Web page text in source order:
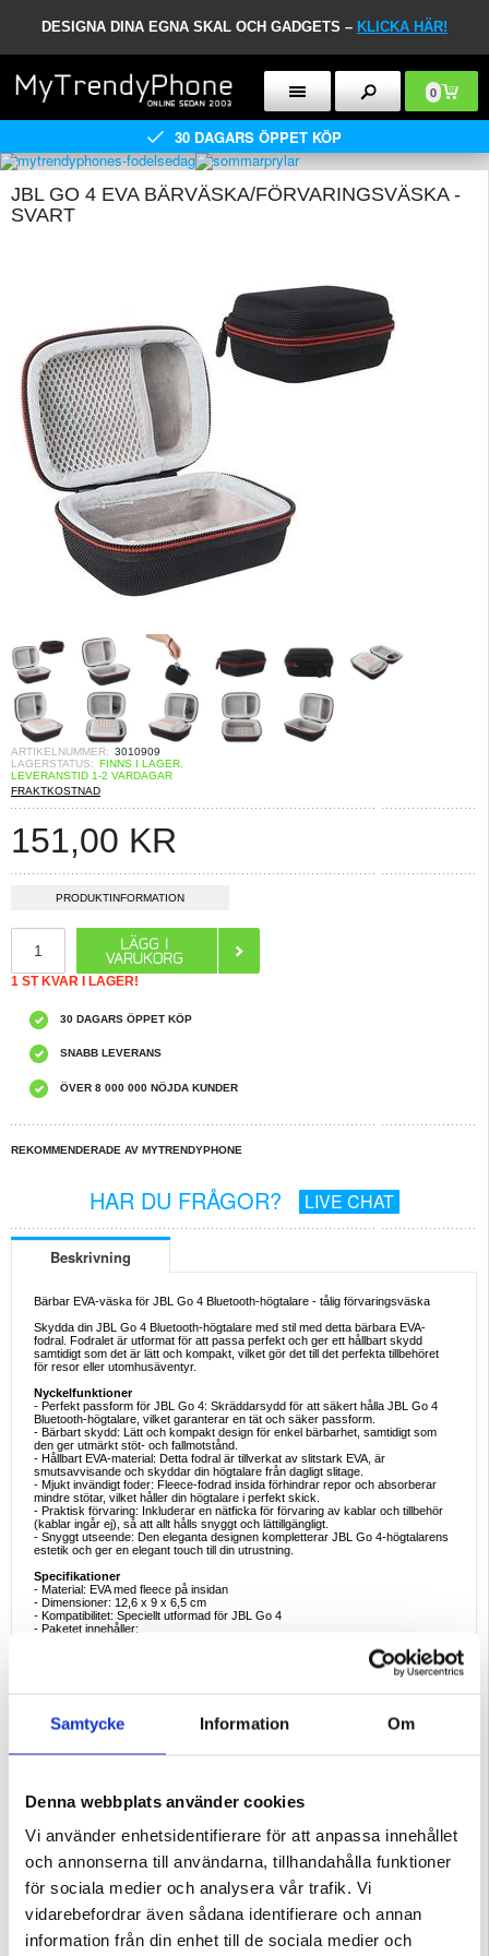
Samtycke Information Om
Denna webbplats använder cookies
Vi använder enhetsidentifierare för att anpassa innehållet
och annonserna till användarna, tillhandahålla funktioner
för sociala medier och analysera vår trafik. Vi
vidarebefordrar även sådana identifierare och annan
information från din enhet till de sociala medier och
DESIGNA DINA EGNA SKAL OCH GADGETS – KLICKA HÄR!
0
30 DAGARS ÖPPET KÖP
JBL GO 4 EVA BÄRVÄSKA/FÖRVARINGSVÄSKA -
SVART
ARTIKELNUMMER: 3010909
LAGERSTATUS: FINNS I LAGER.
LEVERANSTID 1-2 VARDAGAR
FRAKTKOSTNAD
151,00 KR
PRODUKTINFORMATION
1 ST KVAR I LAGER!
30 DAGARS ÖPPET KÖP
SNABB LEVERANS
ÖVER 8 000 000 NÖJDA KUNDER
REKOMMENDERADE AV MYTRENDYPHONE
HAR DU FRÅGOR? LIVE CHAT
Beskrivning
Bärbar EVA-väska för JBL Go 4 Bluetooth-högtalare - tålig förvaringsväska
Skydda din JBL Go 4 Bluetooth-högtalare med stil med detta bärbara EVA-
fodral. Fodralet är utformat för att passa perfekt och ger ett hållbart skydd
samtidigt som det är lätt och kompakt, vilket gör det till det perfekta tillbehöret
för resor eller utomhusäventyr.
Nyckelfunktioner
- Perfekt passform för JBL Go 4: Skräddarsydd för att säkert hålla JBL Go 4
Bluetooth-högtalare, vilket garanterar en tät och säker passform.
- Bärbart skydd: Lätt och kompakt design för enkel bärbarhet, samtidigt som
den ger utmärkt stöt- och fallmotstånd.
- Hållbart EVA-material: Detta fodral är tillverkat av slitstark EVA, är
smutsavvisande och skyddar din högtalare från dagligt slitage.
- Mjukt invändigt foder: Fleece-fodrad insida förhindrar repor och absorberar
mindre stötar, vilket håller din högtalare i perfekt skick.
- Praktisk förvaring: Inkluderar en nätficka för förvaring av kablar och tillbehör
(kablar ingår ej), så att allt hålls snyggt och lättillgängligt.
- Snyggt utseende: Den eleganta designen kompletterar JBL Go 4-högtalarens
estetik och ger en elegant touch till din utrustning.
Specifikationer
- Material: EVA med fleece på insidan
- Dimensioner: 12,6 x 9 x 6,5 cm
- Kompatibilitet: Speciellt utformad för JBL Go 4
- Paketet innehåller:
utomhusäventyr med detta lättviktsfodral.
- Vardaglig användning: Håll högtalaren organiserad och skyddad från
Varför EVA-transportväskan är perfekt att köpa
Den här förvaringsväskan är ett måste för JBL Go 4-användare som
värdesätter bärbarhet och skydd. Dess hållbara EVA-konstruktion och mjuka
interiör ser till att högtalaren förblir säker och oskadad, medan det extra
förvaringsutrymmet hjälper dig att hålla ordning. Den kompakta designen gör
den lätt att bära med sig överallt, och den eleganta estetiken kompletteras med
Intressanta fakta om EVA-fodral
- EVA-materialet är känt för sina stötdämpande egenskaper, vilket gör det
idealiskt för skyddsfodral.
- Fleece-fodrad interiör används ofta i avancerade skyddsfodral för att